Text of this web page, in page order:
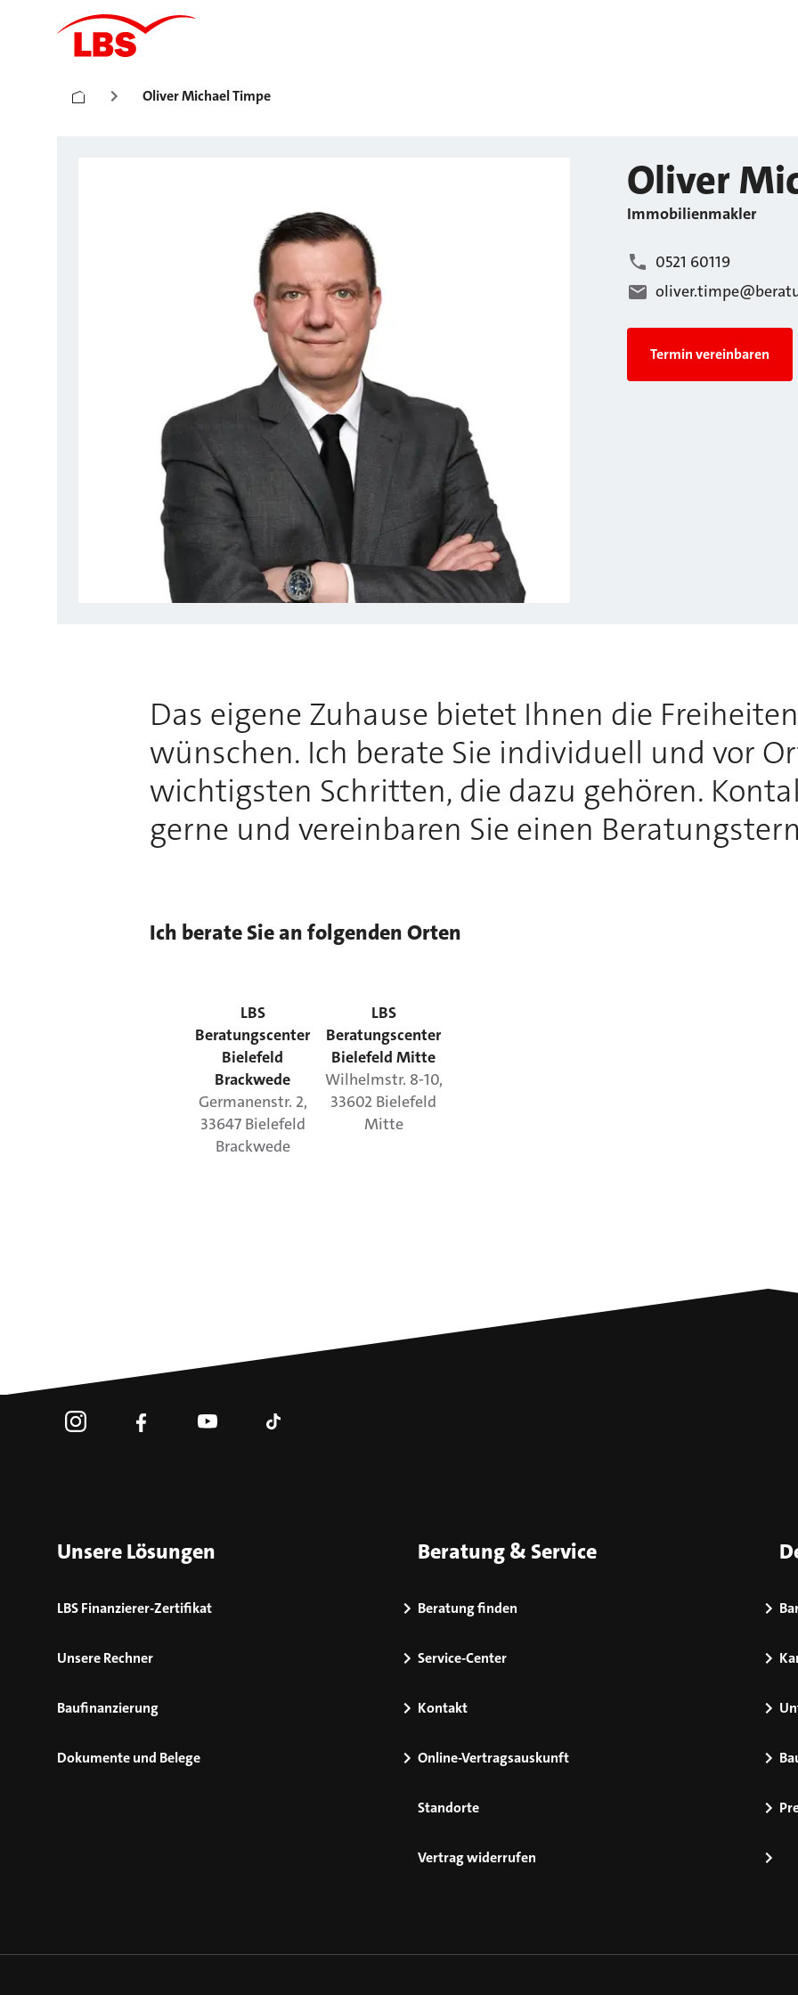
Oliver Michael Timpe
Oliver
Immobilienmakler
0521 60119
Termin vereinbaren
Das eigene Zuhause bietet Ihnen die
wünschen. Ich berate Sie individuell und vor
wichtigsten Schritten, die dazu gehören.
gerne und vereinbaren Sie einen
Ich berate Sie an folgenden Orten
LBS
Beratungscenter
Bielefeld
Brackwede
Germanenstr. 2,
33647 Bielefeld
Brackwede
LBS
Beratungscenter
Bielefeld Mitte
Wilhelmstr. 8-10,
33602 Bielefeld
Mitte
Unsere Lösungen
LBS Finanzierer-Zertifikat
Unsere Rechner
Baufinanzierung
Dokumente und Belege
Beratung & Service
Beratung finden
Service-Center
Kontakt
Online-Vertragsauskunft
Standorte
Vertrag widerrufen